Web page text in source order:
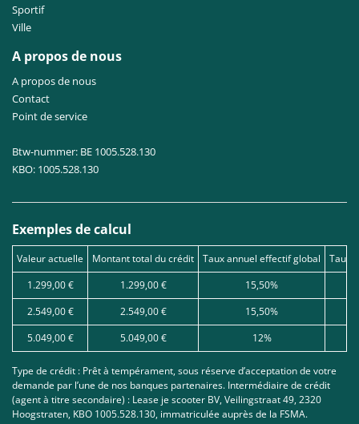
Sportif
Ville
A propos de nous
A propos de nous
Contact
Point de service
Btw-nummer: BE 1005.528.130
KBO: 1005.528.130
Exemples de calcul
Valeur actuelle Montant total du crédit Taux annuel effectif global
Taux
1.299,00 €
1.299,00 €
15,50%
2.549,00 €
2.549,00 €
15,50%
5.049,00 €
5.049,00 € 12%
Type de crédit : Prêt à tempérament, sous réserve d’acceptation de votre
demande par l’une de nos banques partenaires. Intermédiaire de crédit
(agent à titre secondaire) : Lease je scooter BV, Veilingstraat 49, 2320
Hoogstraten, KBO 1005.528.130, immatriculée auprès de la FSMA.